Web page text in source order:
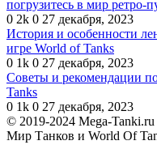
погрузитесь в мир ретро-
0 2k 0 27 декабря, 2023
История и особенности
игре World of Tanks
0 1k 0 27 декабря, 2023
Советы и рекомендации
Tanks
0 1k 0 27 декабря, 2023
© 2019-2024 Mega-
Мир Танков и World Of